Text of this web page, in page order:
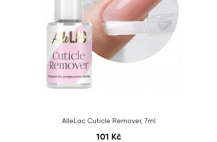
AlleLac Cuticle Remover, 7ml
101 Kč